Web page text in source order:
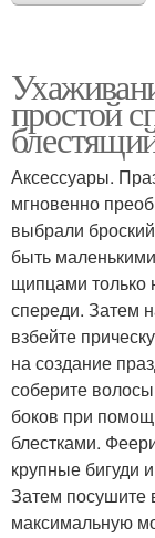
простой
Аксессуары.
мгновенно
выбрали
быть
щипцами только
спереди. Затем
взбейте
на создание
соберите
боков при
блестками.
крупные бигуди
Затем посушите
максимальную